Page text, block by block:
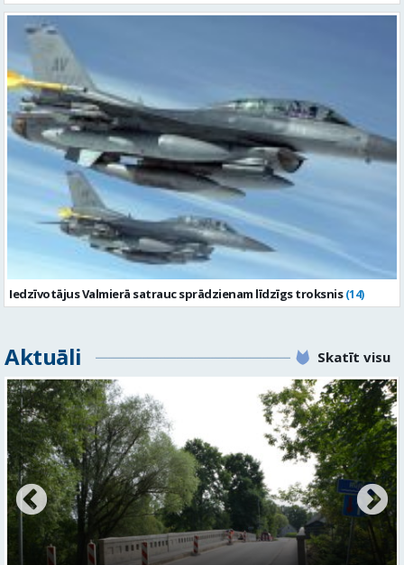
Iedzīvotājus Valmierā satrauc sprādzienam līdzīgs troksnis (14)
Aktuāli Skatīt visu